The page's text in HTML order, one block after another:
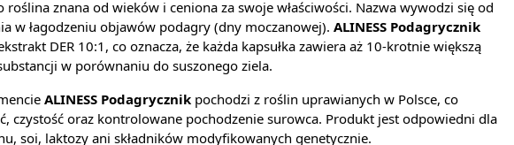
znana od wieków i ceniona za swoje właściwości. Nazwa wywodzi się od
w łagodzeniu objawów podagry (dny moczanowej). ALINESS Podagrycznik
DER 10:1, co oznacza, że każda kapsułka zawiera aż 10-krotnie większą
w porównaniu do suszonego ziela.
ALINESS Podagrycznik pochodzi z roślin uprawianych w Polsce, co
czystość oraz kontrolowane pochodzenie surowca. Produkt jest odpowiedni dla
soi, laktozy ani składników modyfikowanych genetycznie.